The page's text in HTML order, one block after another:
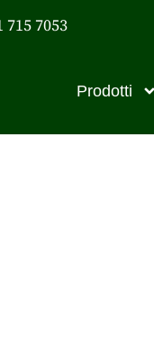
7053
Prodotti